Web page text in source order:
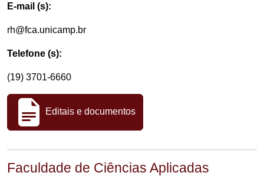
E-mail (s):
rh@fca.unicamp.br
Telefone (s):
(19) 3701-6660
Editais e documentos
Faculdade de Ciências Aplicadas